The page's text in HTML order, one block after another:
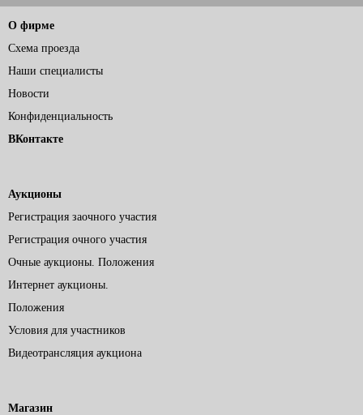
О фирме
Схема проезда
Наши специалисты
Новости
Конфиденциальность
ВКонтакте
Аукционы
Регистрация заочного участия
Регистрация очного участия
Очные аукционы. Положения
Интернет аукционы.
Положения
Условия для участников
Видеотрансляция аукциона
Магазин